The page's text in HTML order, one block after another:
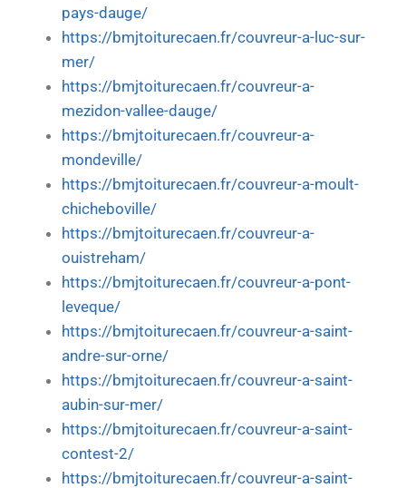
pays-dauge/
https://bmjtoiturecaen.fr/couvreur-a-luc-sur-
mer/
https://bmjtoiturecaen.fr/couvreur-a-
mezidon-vallee-dauge/
https://bmjtoiturecaen.fr/couvreur-a-
mondeville/
https://bmjtoiturecaen.fr/couvreur-a-moult-
chicheboville/
https://bmjtoiturecaen.fr/couvreur-a-
ouistreham/
https://bmjtoiturecaen.fr/couvreur-a-pont-
leveque/
https://bmjtoiturecaen.fr/couvreur-a-saint-
andre-sur-orne/
https://bmjtoiturecaen.fr/couvreur-a-saint-
aubin-sur-mer/
https://bmjtoiturecaen.fr/couvreur-a-saint-
contest-2/
https://bmjtoiturecaen.fr/couvreur-a-saint-